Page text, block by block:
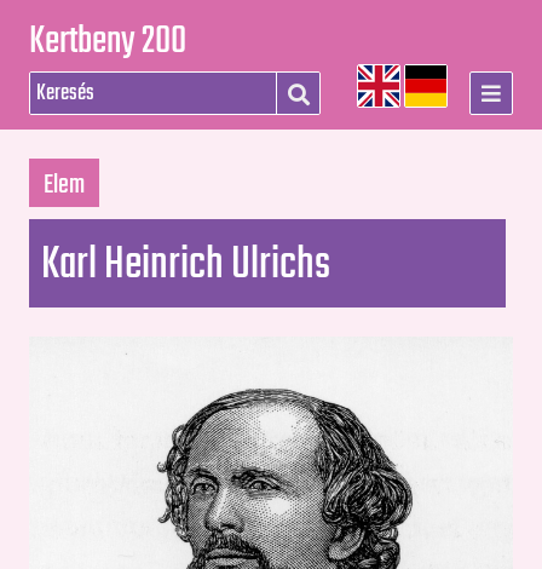
Kertbeny 200
Karl Heinrich Ulrichs
Elem